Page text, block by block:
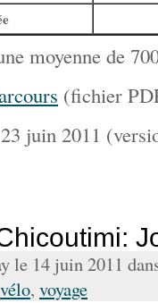
moyenne de
(fichier
juin 2011
le 14 juin 2011
vélo, voyage